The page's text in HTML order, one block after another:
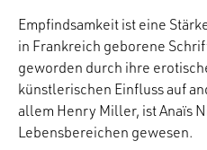
Empfindsamkeit ist eine
in Frankreich geborene
geworden durch ihre
künstlerischen Einfluss auf
allem Henry Miller, ist Anaïs
Lebensbereichen gewesen.